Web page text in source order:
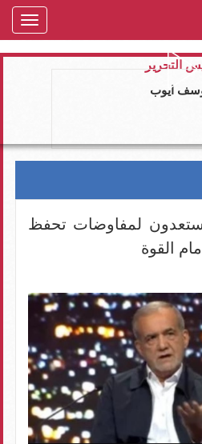
التحرير
ايوب
مستعدون لمفاوضات تحفظ
القوة